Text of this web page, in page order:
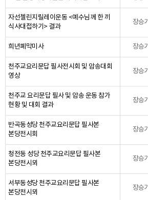
자선첼린지릴레이운동 <예수님께 한 끼
식사대접하기> 결과
장승기
희년폐막미사 장승기
천주교요리문답 필사전시회 및 암송대회
영상
장승기
천주교 요리문답 필사 및 암송 운동 참가
현황 및 대회 결과
장승기
반곡동성당 천주교요리문답 필사본
본당전시회
장승기
청전동 성당 천주교요리문답 필사본
본당전시뫼
장승기
서부동성당 천주교요리문답 필사본
본당전시뫼
장승기